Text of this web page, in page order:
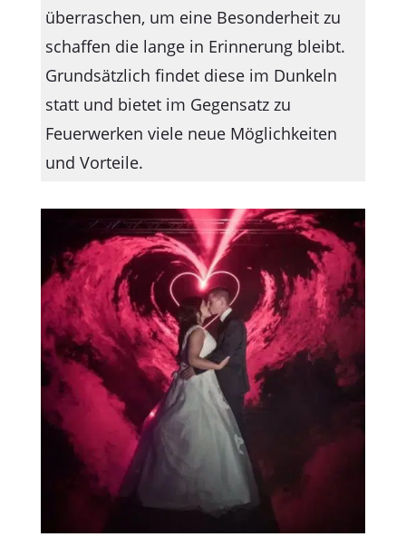
überraschen, um eine Besonderheit zu
schaffen die lange in Erinnerung bleibt.
Grundsätzlich findet diese im Dunkeln
statt und bietet im Gegensatz zu
Feuerwerken viele neue Möglichkeiten
und Vorteile.